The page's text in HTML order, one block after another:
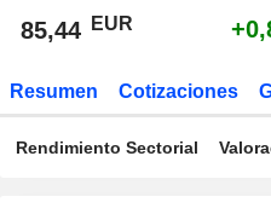
85,44 EUR
Resumen Cotizaciones
Rendimiento Sectorial